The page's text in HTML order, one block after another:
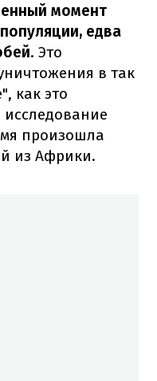
момент
едва
. Это
в так
как это
произошла
из Африки.